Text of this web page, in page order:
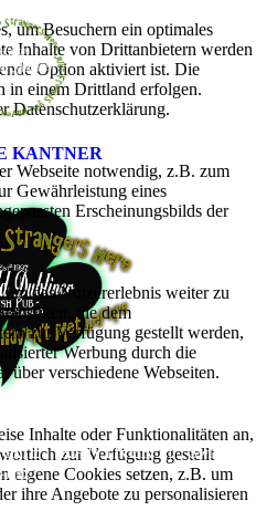
KANTNER
KANTNER |Swing-
um Besuchern ein optimales
Inhalte von Drittanbietern werden
Option aktiviert ist. Die
in einem Drittland erfolgen.
Datenschutzerklärung.
Webseite notwendig, z.B. zum
Gewährleistung eines
Erscheinungsbilds der
das Nutzererlebnis weiter zu
die dem
zur Verfügung gestellt werden,
Werbung durch die
verschiedene Webseiten.
Inhalte oder Funktionalitäten an,
zur Verfügung gestellt
eigene Cookies setzen, z.B. um
ihre Angebote zu personalisieren